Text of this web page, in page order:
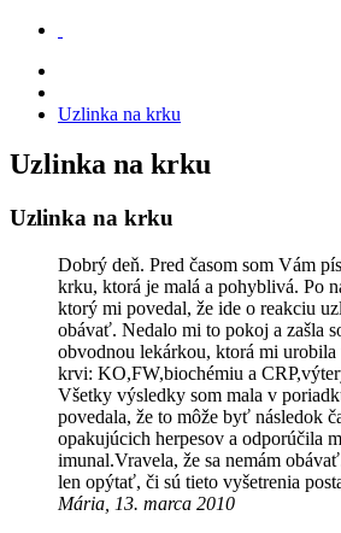
Uzlinka na krku
Uzlinka na krku
Uzlinka na krku
Dobrý deň. Pred časom som Vám
krku, ktorá je malá a pohyblivá. Po
ktorý mi povedal, že ide o reakciu
obávať. Nedalo mi to pokoj a zašla
obvodnou lekárkou, ktorá mi urobila
krvi: KO,FW,biochémiu a
Všetky výsledky som mala v
povedala, že to môže byť následok
opakujúcich herpesov a odporúčila
imunal.Vravela, že sa nemám
len opýtať, či sú tieto vyšetrenia
Mária, 13. marca 2010